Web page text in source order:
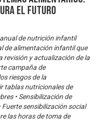
EL FUTURO
de nutrición infantil
de alimentación infantil que
revisión y actualización de la
campaña de
riesgos de la
tablas nutricionales de
• Sensibilización de
sensibilización social
las horas de toma de